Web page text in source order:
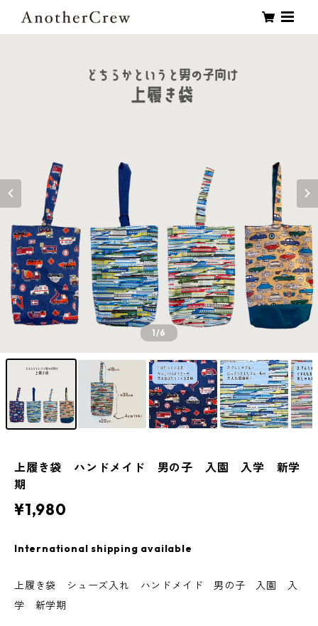
1/6
上履き袋 ハンドメイド 男の子 入園 入学 新学
期
¥1,980
International shipping available
上履き袋 シューズ入れ ハンドメイド 男の子 入園 入
学 新学期